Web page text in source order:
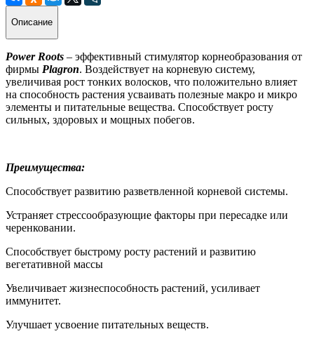
Описание
Power Roots – эффективный стимулятор корнеобразования от
фирмы Plagron. Воздействует на корневую систему,
увеличивая рост тонких волосков, что положительно влияет
на способность растения усваивать полезные макро и микро
элементы и питательные вещества. Способствует росту
сильных, здоровых и мощных побегов.
Преимущества:
Способствует развитию разветвленной корневой системы.
Устраняет стрессообразующие факторы при пересадке или
черенковании.
Способствует быстрому росту растений и развитию
вегетативной массы
Увеличивает жизнеспособность растений, усиливает
иммунитет.
Улучшает усвоение питательных веществ.